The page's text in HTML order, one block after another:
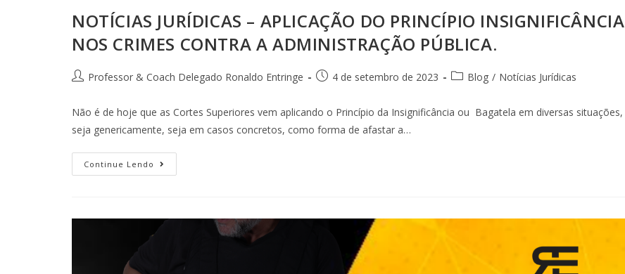
NOTÍCIAS JURÍDICAS – APLICAÇÃO DO PRINCÍPIO INSIGNIFICÂNCIA
NOS CRIMES CONTRA A ADMINISTRAÇÃO PÚBLICA.
Professor & Coach Delegado Ronaldo Entringe 4 de setembro de 2023 Blog / Notícias Jurídicas
Não é de hoje que as Cortes Superiores vem aplicando o Princípio da Insignificância ou Bagatela em diversas situações,
seja genericamente, seja em casos concretos, como forma de afastar a…
Continue Lendo